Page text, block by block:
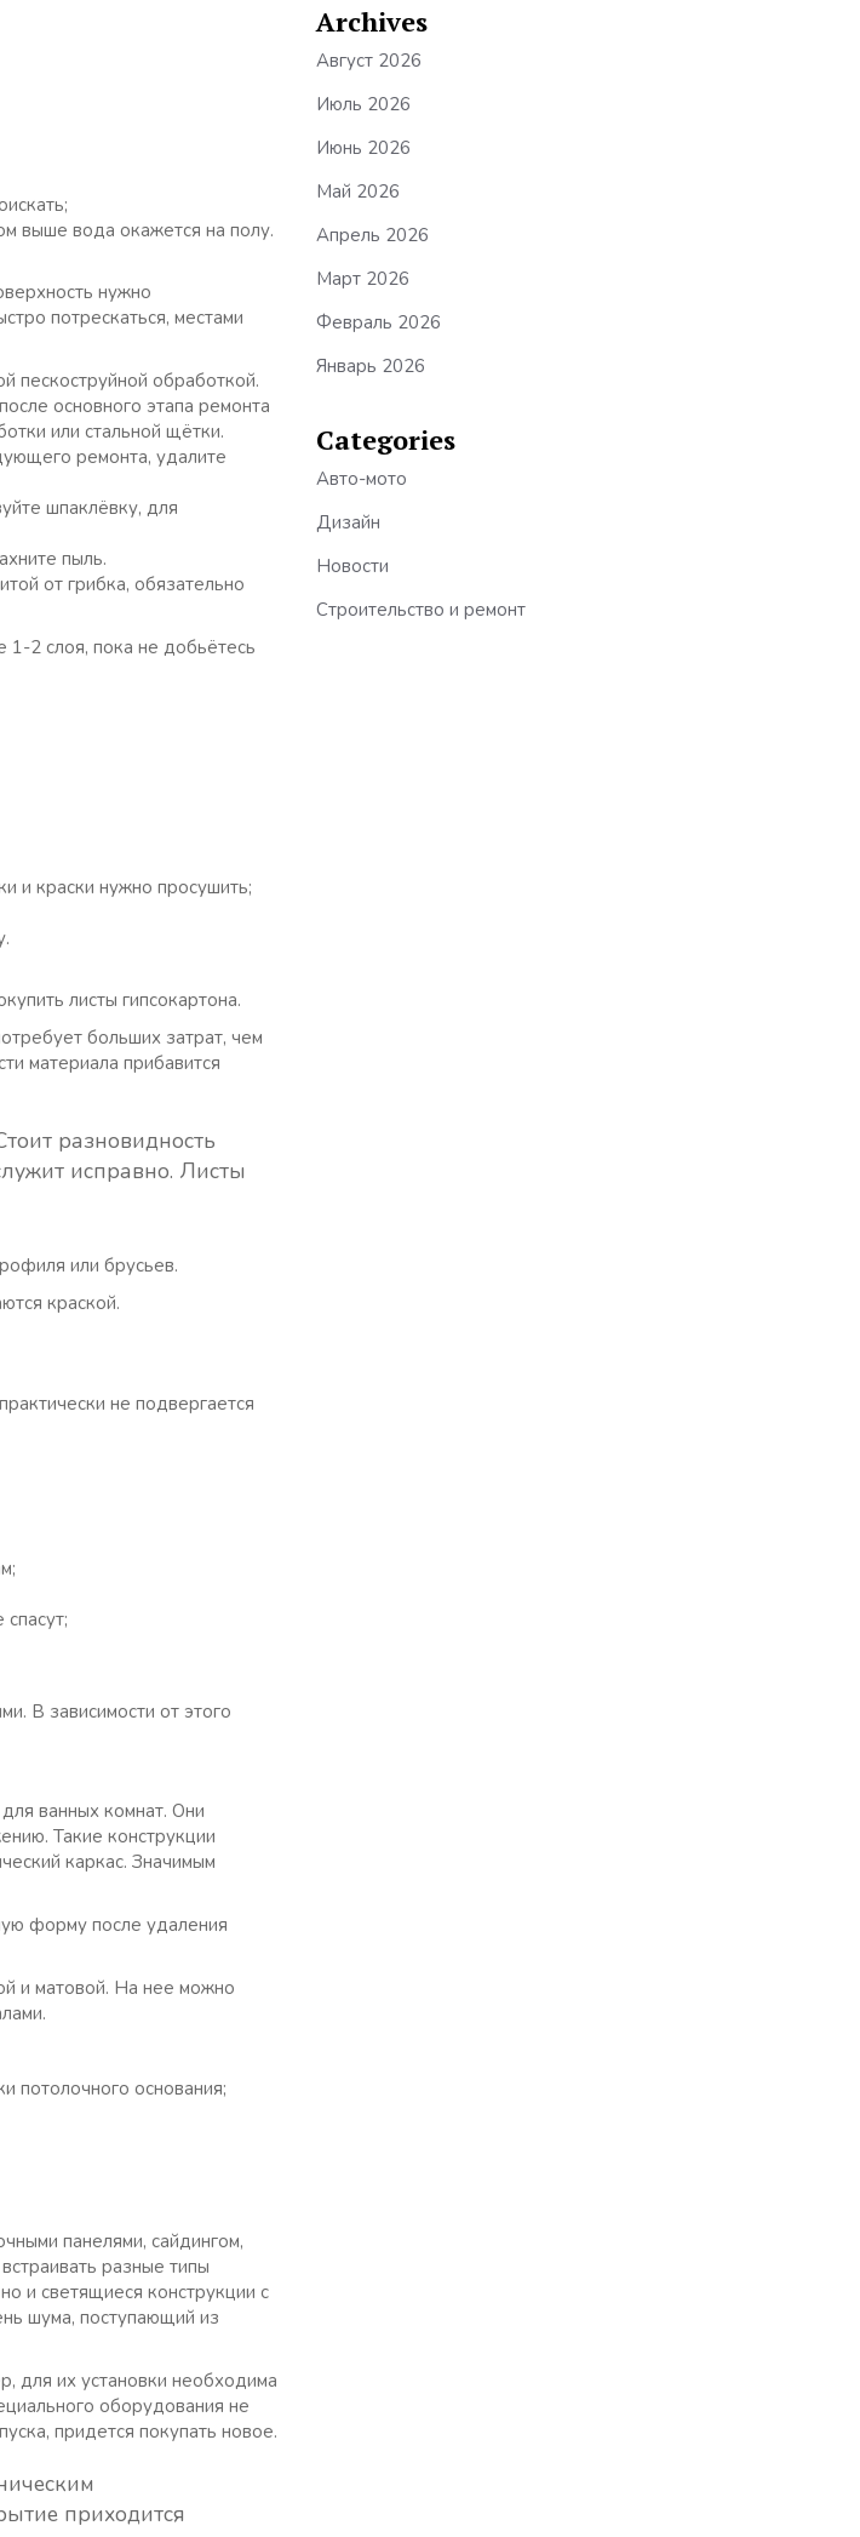
выше вода окажется на полу.
нужно
потрескаться, местами
пескоструйной обработкой.
основного этапа ремонта
или стальной щётки.
ремонта, удалите
шпаклёвку, для
пыль.
от грибка, обязательно
1-2 слоя, пока не добьётесь
и краски нужно просушить;
листы гипсокартона.
больших затрат, чем
материала прибавится
разновидность
исправно. Листы
или брусьев.
краской.
не подвергается
В зависимости от этого
ванных комнат. Они
Такие конструкции
каркас. Значимым
форму после удаления
и матовой. На нее можно
потолочного основания;
панелями, сайдингом,
разные типы
и светящиеся конструкции с
шума, поступающий из
для их установки необходима
оборудования не
придется покупать новое.
приходится
Archives
Август 2026
Июль 2026
Июнь 2026
Май 2026
Апрель 2026
Март 2026
Февраль 2026
Январь 2026
Categories
Авто-мото
Дизайн
Новости
Строительство и ремонт